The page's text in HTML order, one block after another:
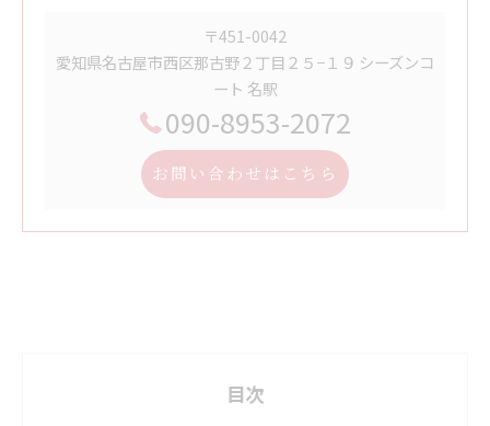
〒451-0042
愛知県名古屋市西区那古野２丁目２５−１９ シーズンコ
ート 名駅
090-8953-2072
お問い合わせはこちら
目次